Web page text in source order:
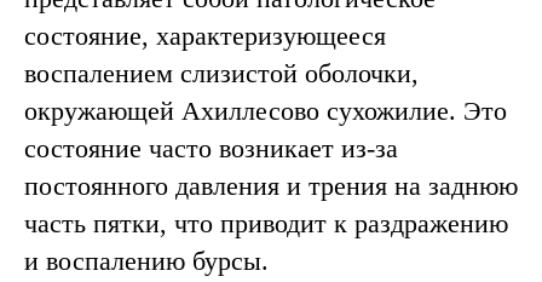
состояние, характеризующееся
воспалением слизистой оболочки,
окружающей Ахиллесово сухожилие. Это
состояние часто возникает из-за
постоянного давления и трения на заднюю
часть пятки, что приводит к раздражению
и воспалению бурсы.